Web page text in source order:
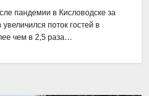
пандемии в Кисловодске за
поток гостей в
чем в 2,5 раза…